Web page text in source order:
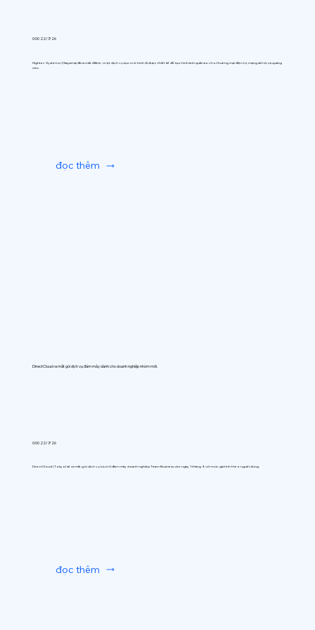
0:00 22/7/26
Hightec Systems (Okayama) đã ra mắt AIfitte, một dịch vụ tạo mô hình AI được thiết kế để tạo hình ảnh quần áo cho thương mại điện tử, mạng xã hội và quảng
cáo.
đọc thêm
DirectCloud ra mắt gói dịch vụ đám mây dành cho doanh nghiệp nhóm mới.
0:00 22/7/26
DirectCloud (Tokyo) sẽ ra mắt gói dịch vụ lưu trữ đám mây doanh nghiệp Team Business vào ngày 1 tháng 9, với mức giá tính theo người dùng.
đọc thêm